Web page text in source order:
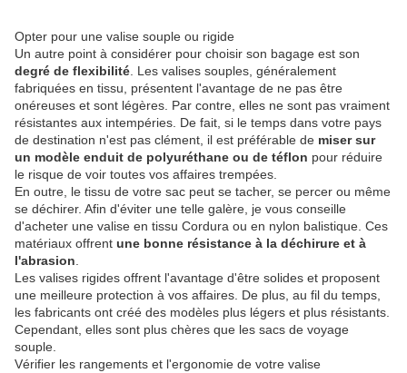
Opter pour une valise souple ou rigide
Un autre point à considérer pour choisir son bagage est son
degré de flexibilité . Les valises souples, généralement
fabriquées en tissu, présentent l'avantage de ne pas être
onéreuses et sont légères. Par contre, elles ne sont pas vraiment
résistantes aux intempéries. De fait, si le temps dans votre pays
de destination n'est pas clément, il est préférable de miser sur
un modèle enduit de polyuréthane ou de téflon pour réduire
le risque de voir toutes vos affaires trempées.
En outre, le tissu de votre sac peut se tacher, se percer ou même
se déchirer. Afin d'éviter une telle galère, je vous conseille
d'acheter une valise en tissu Cordura ou en nylon balistique. Ces
matériaux offrent une bonne résistance à la déchirure et à
l'abrasion
Les valises rigides offrent l'avantage d'être solides et proposent
une meilleure protection à vos affaires. De plus, au fil du temps,
les fabricants ont créé des modèles plus légers et plus résistants.
Cependant, elles sont plus chères que les sacs de voyage
souple.
Vérifier les rangements et l'ergonomie de votre valise